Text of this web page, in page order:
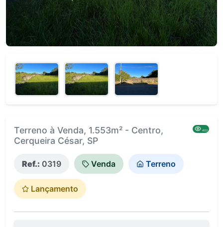
Terreno à Venda, 1.553m² - Centro,
Cerqueira César, SP
402
Ref.: 0319 Venda Terreno
Lançamento